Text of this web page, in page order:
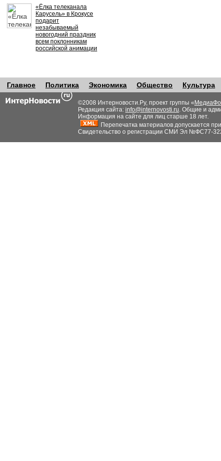
«Ёлка телеканала
Карусель» в Крокусе
подарит
незабываемый
новогодний праздник
всем поклонникам
российской анимации
Главное Политика Экономика Общество Культура
©2008 Интерновости.Ру, проект группы «
Редакция сайта: info@internovosti.ru. Общие и
Информация на сайте для лиц старше 18 лет.
Перепечатка материалов допускается
Свидетельство о регистрации СМИ Эл №ФС77-